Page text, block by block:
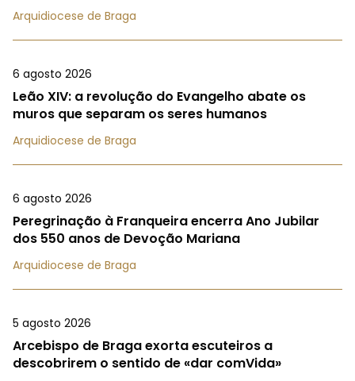
Arquidiocese de Braga
6 agosto 2026
Leão XIV: a revolução do Evangelho abate os
muros que separam os seres humanos
Arquidiocese de Braga
6 agosto 2026
Peregrinação à Franqueira encerra Ano Jubilar
dos 550 anos de Devoção Mariana
Arquidiocese de Braga
5 agosto 2026
Arcebispo de Braga exorta escuteiros a
descobrirem o sentido de «dar comVida»